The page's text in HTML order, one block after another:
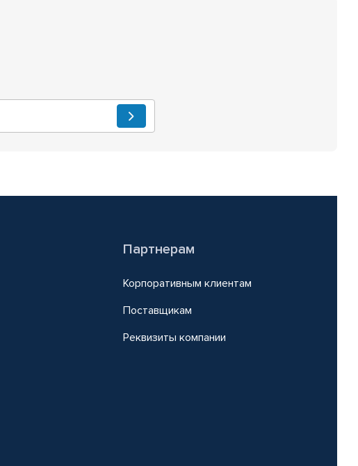
Партнерам
Корпоративным клиентам
Поставщикам
Реквизиты компании